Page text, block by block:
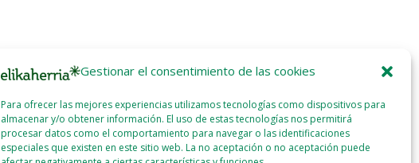
Gestionar el consentimiento de las cookies
Para ofrecer las mejores experiencias utilizamos tecnologías como dispositivos para
almacenar y/o obtener información. El uso de estas tecnologías nos permitirá
procesar datos como el comportamiento para navegar o las identificaciones
especiales que existen en este sitio web. La no aceptación o no aceptación puede